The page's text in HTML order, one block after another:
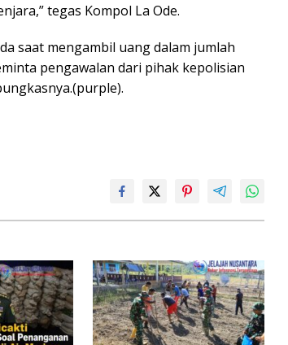
tegas Kompol La Ode.
saat mengambil uang dalam jumlah
pengawalan dari pihak kepolisian